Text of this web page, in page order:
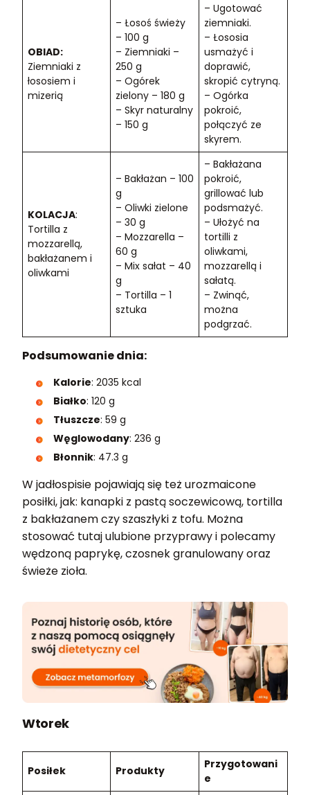
OBIAD:
Ziemniaki z
łososiem i
mizerią
– Łosoś świeży
– 100 g
– Ziemniaki –
250 g
– Ogórek
zielony – 180 g
– Skyr naturalny
– 150 g
– Ugotować
ziemniaki.
– Łososia
usmażyć i
doprawić,
skropić cytryną.
– Ogórka
pokroić,
połączyć ze
skyrem.
KOLACJA:
Tortilla z
mozzarellą,
bakłażanem i
oliwkami
– Bakłażan – 100
g
– Oliwki zielone
– 30 g
– Mozzarella –
60 g
– Mix sałat – 40
g
– Tortilla – 1
sztuka
– Bakłażana
pokroić,
grillować lub
podsmażyć.
– Ułożyć na
tortilli z
oliwkami,
mozzarellą i
sałatą.
– Zwinąć,
można
podgrzać.
Podsumowanie dnia:
Kalorie: 2035 kcal
Białko: 120 g
Tłuszcze: 59 g
Węglowodany: 236 g
Błonnik: 47.3 g
W jadłospisie pojawiają się też urozmaicone
posiłki, jak: kanapki z pastą soczewicową, tortilla
z bakłażanem czy szaszłyki z tofu. Można
stosować tutaj ulubione przyprawy i polecamy
wędzoną paprykę, czosnek granulowany oraz
świeże zioła.
Wtorek
Posiłek Produkty
Przygotowani
e